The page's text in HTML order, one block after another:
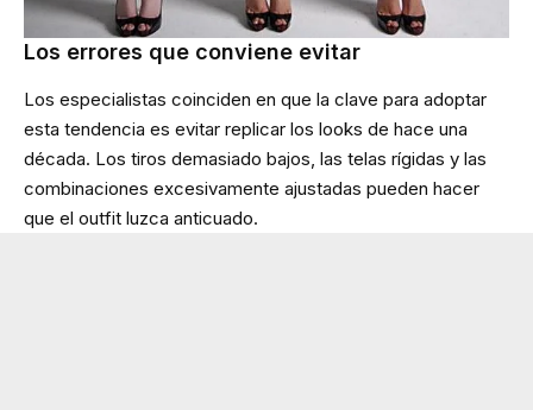
Los errores que conviene evitar
Los especialistas coinciden en que la clave para adoptar
esta tendencia es evitar replicar los looks de hace una
década. Los tiros demasiado bajos, las telas rígidas y las
combinaciones excesivamente ajustadas pueden hacer
que el outfit luzca anticuado.